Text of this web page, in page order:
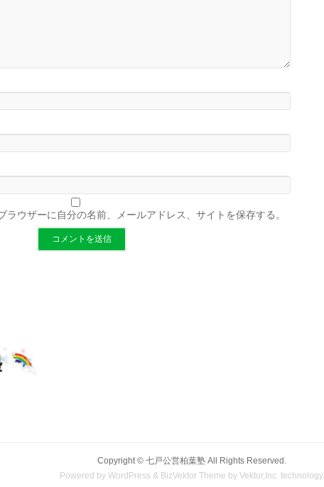
ラウザーに自分の名前、メールアドレス、サイトを保存する。
Copyright © 七戸公営柏葉塾 All Rights Reserved.
Powered by WordPress & BizVektor Theme by Vektor,Inc. technology.